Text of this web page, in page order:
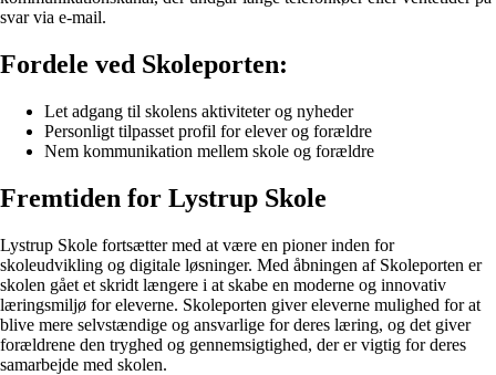
svar via e-mail.
Fordele ved Skoleporten:
Let adgang til skolens aktiviteter og nyheder
Personligt tilpasset profil for elever og forældre
Nem kommunikation mellem skole og forældre
Fremtiden for Lystrup Skole
Lystrup Skole fortsætter med at være en pioner inden for
skoleudvikling og digitale løsninger. Med åbningen af Skoleporten er
skolen gået et skridt længere i at skabe en moderne og innovativ
læringsmiljø for eleverne. Skoleporten giver eleverne mulighed for at
blive mere selvstændige og ansvarlige for deres læring, og det giver
forældrene den tryghed og gennemsigtighed, der er vigtig for deres
samarbejde med skolen.